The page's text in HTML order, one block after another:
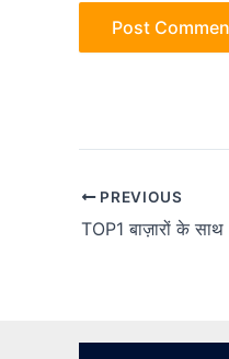
Post
navigation
PREVIOUS